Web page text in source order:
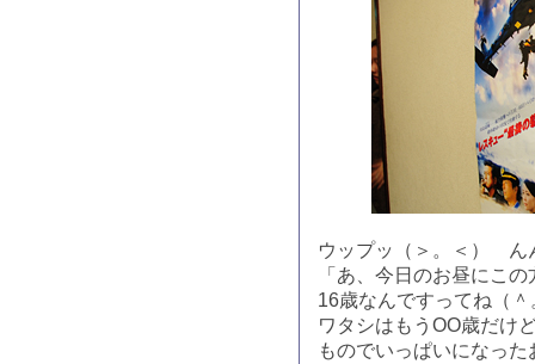
ウップッ（＞。＜） ん
「あ、今日のお昼にこ
16歳なんですってね（
ワタシはもうOO歳だけ
ものでいっぱいになっ